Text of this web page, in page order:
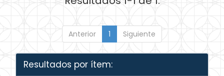
Anterior 1 Siguiente
Resultados por ítem: